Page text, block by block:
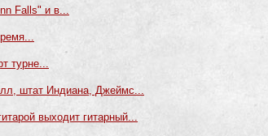
Falls" и в...
турне...
штат Индиана, Джеймс...
выходит гитарный...